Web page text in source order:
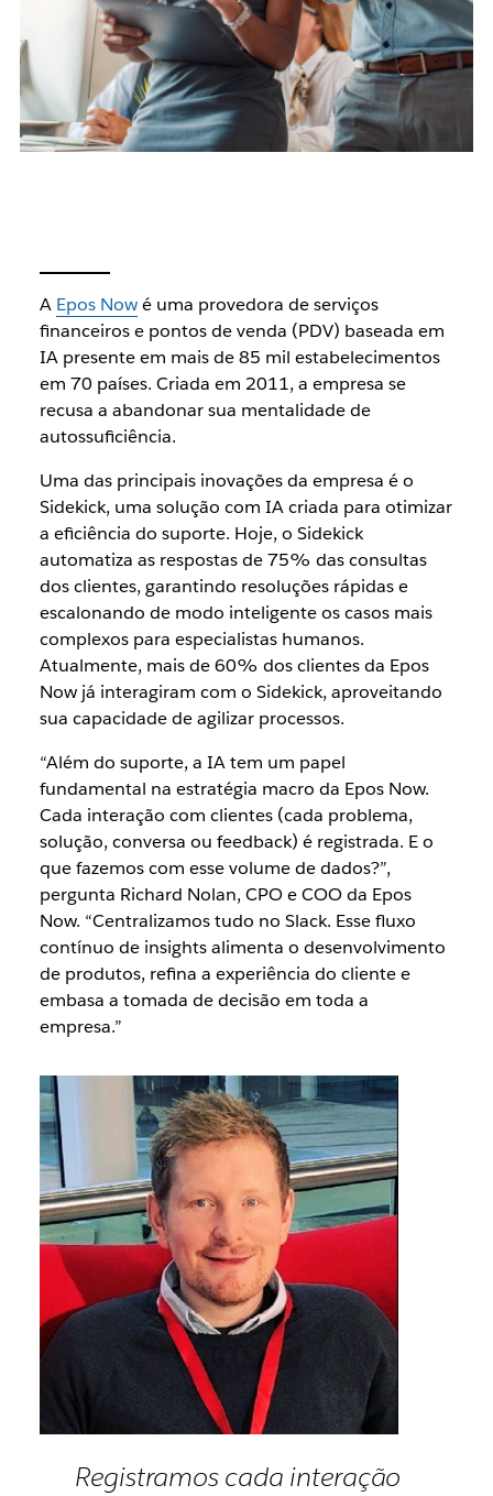
A Epos Nowé uma provedora de serviços
financeiros e pontos de venda (PDV) baseada em
IA presente em mais de 85 mil estabelecimentos
em 70 países. Criada em 2011, a empresa se
recusa a abandonar sua mentalidade de
autossuficiência.
Uma das principais inovações da empresa é o
Sidekick, uma solução com IA criada para otimizar
a eficiência do suporte. Hoje, o Sidekick
automatiza as respostas de 75% das consultas
dos clientes, garantindo resoluções rápidas e
escalonando de modo inteligente os casos mais
complexos para especialistas humanos.
Atualmente, mais de 60% dos clientes da Epos
Now já interagiram com o Sidekick, aproveitando
sua capacidade de agilizar processos.
“Além do suporte, a IA tem um papel
fundamental na estratégia macro da Epos Now.
Cada interação com clientes (cada problema,
solução, conversa ou feedback) é registrada. E o
que fazemos com esse volume de dados?”,
pergunta Richard Nolan, CPO e COO da Epos
Now. “Centralizamos tudo no Slack. Esse fluxo
contínuo de insights alimenta o desenvolvimento
de produtos, refina a experiência do cliente e
embasa a tomada de decisão em toda a
empresa.”
Registramos cada interação